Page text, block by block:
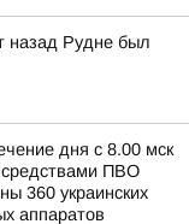
назад Рудне был
дня с 8.00 мск
ПВО
360 украинских
аппаратов